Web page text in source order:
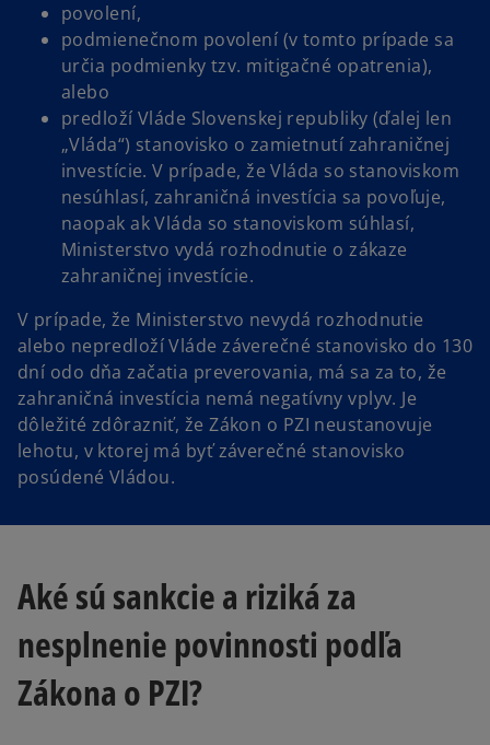
povolení,
podmienečnom povolení (v tomto prípade sa
určia podmienky tzv. mitigačné opatrenia),
alebo
predloží Vláde Slovenskej republiky (ďalej len
„Vláda“) stanovisko o zamietnutí zahraničnej
investície. V prípade, že Vláda so stanoviskom
nesúhlasí, zahraničná investícia sa povoľuje,
naopak ak Vláda so stanoviskom súhlasí,
Ministerstvo vydá rozhodnutie o zákaze
zahraničnej investície.
V prípade, že Ministerstvo nevydá rozhodnutie
alebo nepredloží Vláde záverečné stanovisko do 130
dní odo dňa začatia preverovania, má sa za to, že
zahraničná investícia nemá negatívny vplyv. Je
dôležité zdôrazniť, že Zákon o PZI neustanovuje
lehotu, v ktorej má byť záverečné stanovisko
posúdené Vládou.
Aké sú sankcie a riziká za
nesplnenie povinnosti podľa
Zákona o PZI?